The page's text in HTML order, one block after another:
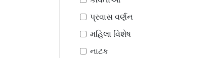
પ્રવાસ વર્ણન
મહિલા વિશેષ
નાટક